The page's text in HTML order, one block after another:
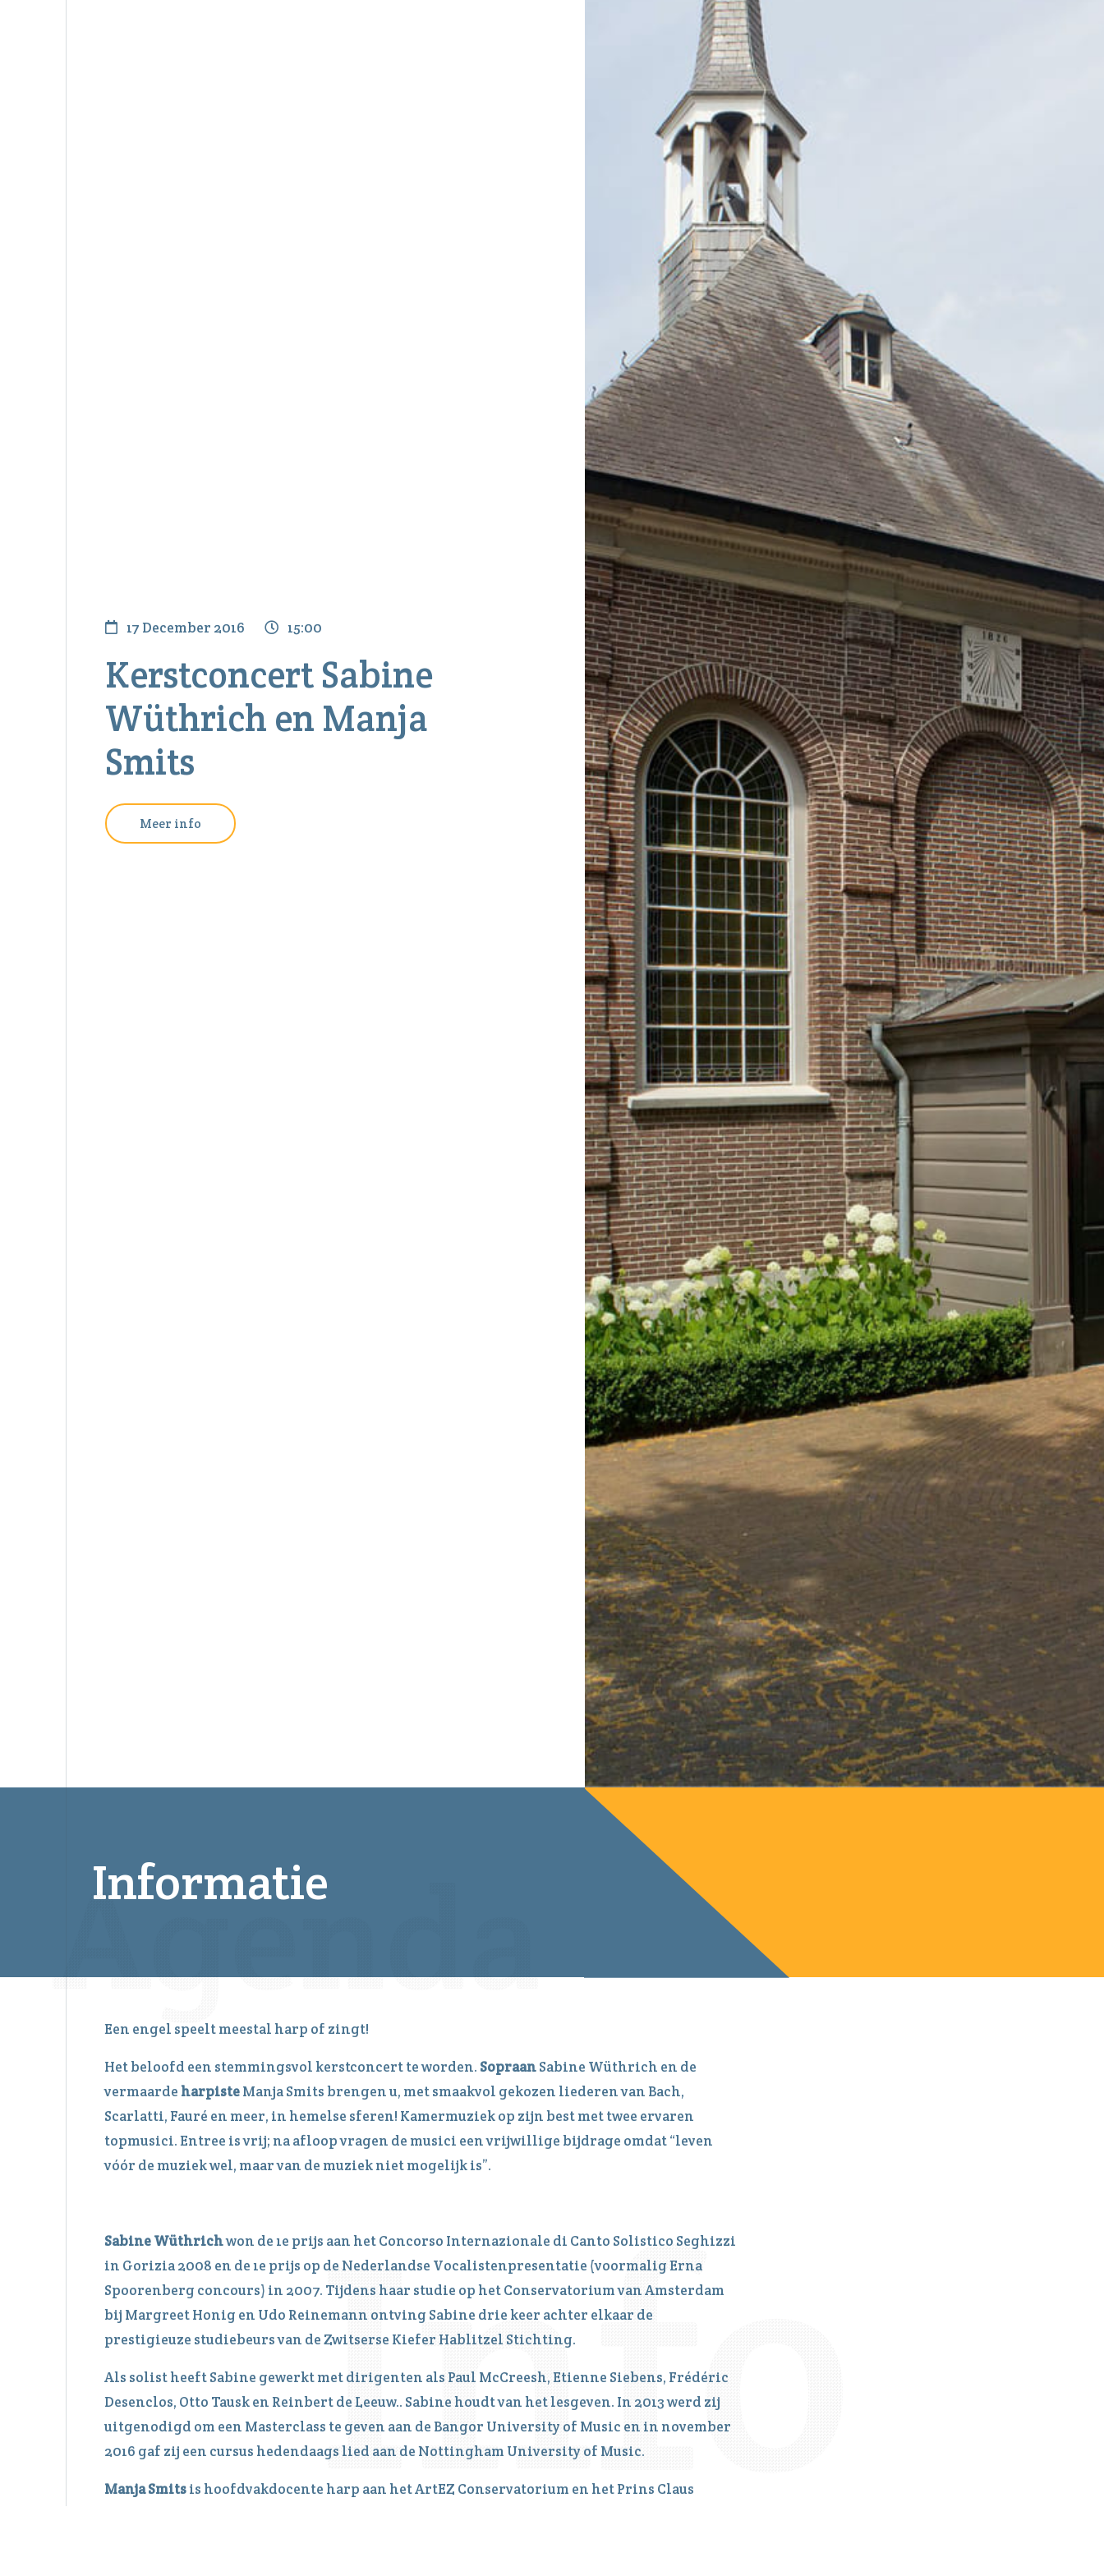
17 December 2016 15:00
Kerstconcert Sabine
Wüthrich en Manja
Smits
Meer info
Informatie
Een engel speelt meestal harp of zingt!
Het beloofd een stemmingsvol kerstconcert te worden. SopraanSabine Wüthrich en de
vermaardeharpisteManja Smits brengen u, met smaakvol gekozen liederen van Bach,
Scarlatti, Fauré en meer, in hemelse sferen! Kamermuziek op zijn best met twee ervaren
topmusici. Entree is vrij; na afloop vragen de musici een vrijwillige bijdrage omdat “leven
vóór de muziek wel, maar van de muziek niet mogelijk is”.
Sabine Wüthrichwon de 1e prijs aan het Concorso Internazionale di Canto Solistico Seghizzi
in Gorizia 2008 en de 1e prijs op de Nederlandse Vocalistenpresentatie (voormalig Erna
Spoorenberg concours) in 2007. Tijdens haar studie op het Conservatorium van Amsterdam
bij Margreet Honig en Udo Reinemann ontving Sabine drie keer achter elkaar de
prestigieuze studiebeurs van de Zwitserse Kiefer Hablitzel Stichting.
Als solist heeft Sabine gewerkt met dirigenten als Paul McCreesh, Etienne Siebens, Frédéric
Desenclos, Otto Tausk en Reinbert de Leeuw.. Sabine houdt van het lesgeven. In 2013 werd zij
uitgenodigd om een Masterclass te geven aan de Bangor University of Music en in november
2016 gaf zij een cursus hedendaags lied aan de Nottingham University of Music.
Manja Smitsis hoofdvakdocente harp aan het ArtEZ Conservatorium en het Prins Claus